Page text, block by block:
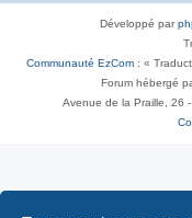
Développé par
Communauté EzCom : «
Forum hébergé
Avenue de la Praille, 26